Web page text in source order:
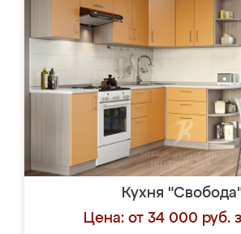
Кухня
Цена: от 34 000 руб.